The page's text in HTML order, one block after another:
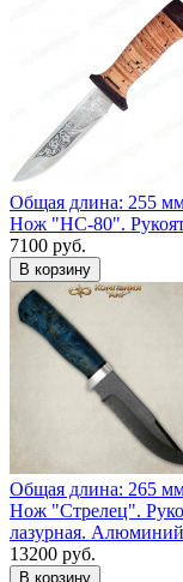
Общая длина: 255
Нож "НС-80".
7100 руб.
Общая длина: 265
Нож "Стрелец".
лазурная.
13200 руб.